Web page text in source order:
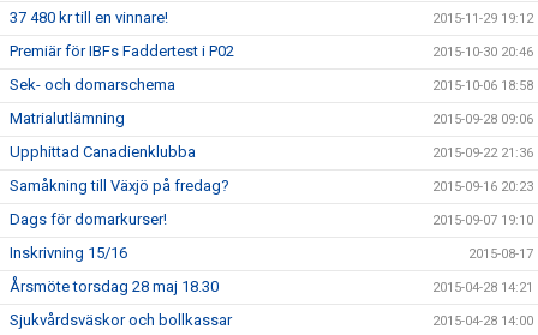
37 480 kr till en vinnare! 2015-11-29 19:12
Premiär för IBFs Faddertest i P02 2015-10-30 20:46
Sek- och domarschema 2015-10-06 18:58
Matrialutlämning 2015-09-28 09:06
Upphittad Canadienklubba 2015-09-22 21:36
Samåkning till Växjö på fredag? 2015-09-16 20:23
Dags för domarkurser! 2015-09-07 19:10
Inskrivning 15/16 2015-08-17
Årsmöte torsdag 28 maj 18.30 2015-04-28 14:21
Sjukvårdsväskor och bollkassar 2015-04-28 14:00